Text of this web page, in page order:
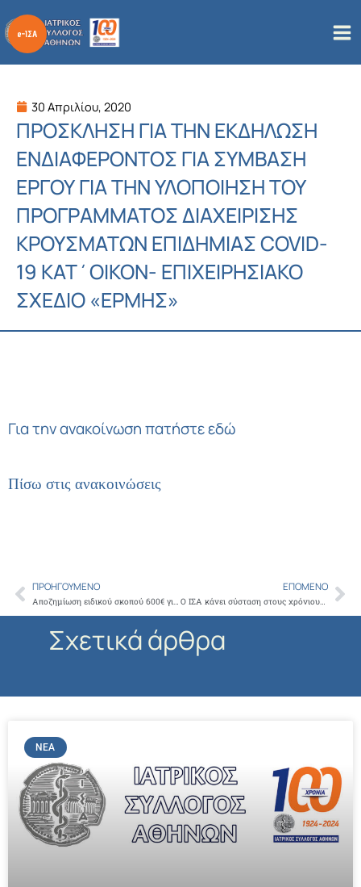
στο
περιεχόμενο
30 Απριλίου, 2020
ΠΡΟΣΚΛΗΣΗ ΓΙΑ ΤΗΝ ΕΚΔΗΛΩΣΗ
ΕΝΔΙΑΦΕΡΟΝΤΟΣ ΓΙΑ ΣΥΜΒΑΣΗ
ΕΡΓΟΥ ΓΙΑ ΤΗΝ ΥΛΟΠΟΙΗΣΗ ΤΟΥ
ΠΡΟΓΡΑΜΜΑΤΟΣ ΔΙΑΧΕΙΡΙΣΗΣ
ΚΡΟΥΣΜΑΤΩΝ ΕΠΙΔΗΜΙΑΣ COVID-
19 ΚΑΤ΄ΟΙΚΟΝ- ΕΠΙΧΕΙΡΗΣΙΑΚΟ
ΣΧΕΔΙΟ «ΕΡΜΗΣ»
Για την ανακοίνωση πατήστε εδώ
Πίσω στις ανακοινώσεις
Prev
ΠΡΟΗΓΟΎΜΕΝΟ
Αποζημίωση ειδικού σκοπού 600€ για επιστήμονες
ΕΠΌΜΕΝΟ
Ο ΙΣΑ κάνει σύσταση στους χρόνιους πάσχοντες να απευθυνθούν άμεσα στο θεράποντα ιατρό τους σε περίπτωση που παραμέλησαν την παρακολούθηση της πάθησής τους κατά τη διάρκεια του lock down
Σχετικά άρθρα
ΝΈΑ